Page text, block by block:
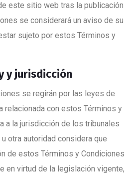
este sitio web tras la publicación
se considerará un aviso de su
sujeto por estos Términos y
y jurisdicción
se regirán por las leyes de
relacionada con estos Términos y
a la jurisdicción de los tribunales
otra autoridad considera que
de estos Términos y Condiciones
en virtud de la legislación vigente,